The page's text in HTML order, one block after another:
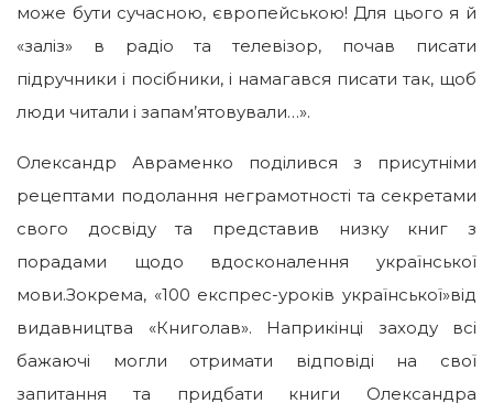
може бути сучасною, європейською! Для цього я й
«заліз» в радіо та телевізор, почав писати
підручники і посібники, і намагався писати так, щоб
люди читали і запам’ятовували…».
Олександр Авраменко поділився з присутніми
рецептами подолання неграмотності та секретами
свого досвіду та представив низку книг з
порадами щодо вдосконалення української
мови.Зокрема, «100 експрес-уроків української»від
видавництва «Книголав». Наприкінці заходу всі
бажаючі могли отримати відповіді на свої
запитання та придбати книги Олександра